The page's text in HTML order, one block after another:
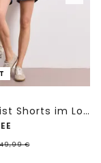
High Waist Shorts im Loose Fit mit Print
€